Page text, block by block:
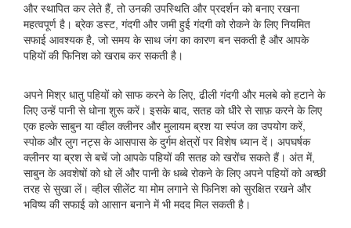
और स्थापित कर लेते हैं, तो उनकी उपस्थिति और प्रदर्शन को बनाए रखना
महत्वपूर्ण है। ब्रेक डस्ट, गंदगी और जमी हुई गंदगी को रोकने के लिए नियमित
सफाई आवश्यक है, जो समय के साथ जंग का कारण बन सकती है और आपके
पहियों की फिनिश को खराब कर सकती है।
अपने मिश्र धातु पहियों को साफ करने के लिए, ढीली गंदगी और मलबे को हटाने के
लिए उन्हें पानी से धोना शुरू करें। इसके बाद, सतह को धीरे से साफ़ करने के लिए
एक हल्के साबुन या व्हील क्लीनर और मुलायम ब्रश या स्पंज का उपयोग करें,
स्पोक और लुग नट्स के आसपास के दुर्गम क्षेत्रों पर विशेष ध्यान दें। अपघर्षक
क्लीनर या ब्रश से बचें जो आपके पहियों की सतह को खरोंच सकते हैं। अंत में,
साबुन के अवशेषों को धो लें और पानी के धब्बे रोकने के लिए अपने पहियों को अच्छी
तरह से सुखा लें। व्हील सीलेंट या मोम लगाने से फिनिश को सुरक्षित रखने और
भविष्य की सफाई को आसान बनाने में भी मदद मिल सकती है।